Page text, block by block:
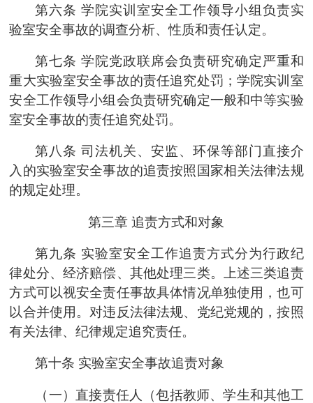
第六条 学院实训室安全工作领导小组负责实
验室安全事故的调查分析、性质和责任认定。
第七条 学院党政联席会负责研究确定严重和
重大实验室安全事故的责任追究处罚； 学院实训室
安全工作领导小组 会负责研究确定一般和中等实验
室安全事故的责任追究处罚。
第八条 司法机关、安监、环保等部门直接介
入的实验室安全事故的追责按照国家相关法律法规
的规定处理。
第三章 追责方式和对象
第九条 实验室安全工作追责方式分为行政纪
律处分、经济赔偿、其他处理三类。上述三类追责
方式可以视安全责任事故具体情况单独使用，也可
以合并使用。对违反法律法规、党纪党规的，按照
有关法律、纪律规定追究责任。
第十条 实验室安全事故追责对象
（一）直接责任人（包括教师、学生和其他工